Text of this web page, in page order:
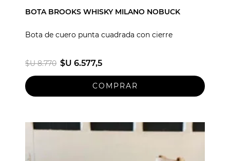
BOTA BROOKS WHISKY MILANO NOBUCK
Bota de cuero punta cuadrada con cierre
$U 8.770 $U 6.577,5